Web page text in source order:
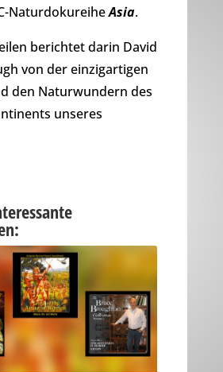
NaturdokureiheAsia.
berichtet darin David
von der einzigartigen
den Naturwundern des
unseres